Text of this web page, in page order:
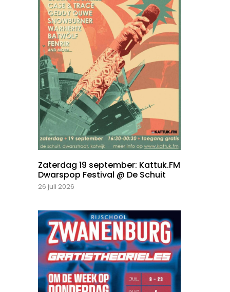
Zaterdag 19 september: Kattuk.FM
Dwarspop Festival @ De Schuit
26 juli 2026